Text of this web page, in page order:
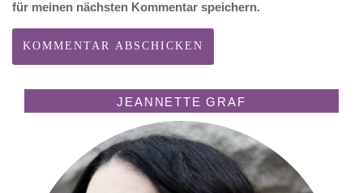
für meinen nächsten Kommentar speichern.
JEANNETTE GRAF